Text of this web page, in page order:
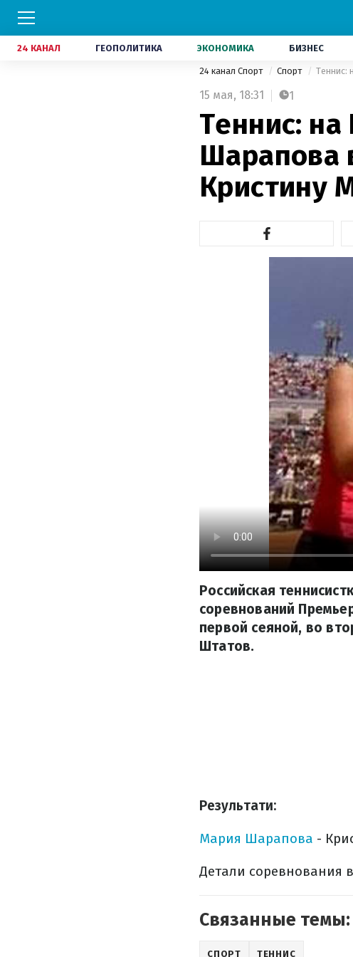
24 КАНАЛ ГЕОПОЛИТИКА ЭКОНОМИКА БИЗНЕС
24 канал Спорт Спорт Теннис:
15 мая, 18:31 1
Теннис:
Шарапова
Кристину
Российская
соревнований
первой сеяной, во
Штатов.
Результати:
Мария Шарапова -
Детали соревнования
Связанные темы:
СПОРТ ТЕННИС